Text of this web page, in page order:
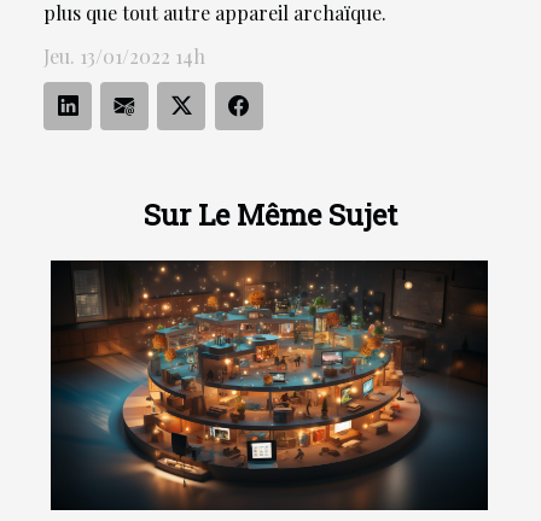
Sur Le Même Sujet
plus que tout autre appareil archaïque.
Jeu. 13/01/2022 14h